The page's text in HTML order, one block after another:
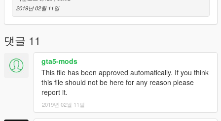
2019년 02월 11일
댓글 11
gta5-mods
This file has been approved automatically. If you think
this file should not be here for any reason please
report it.
2019년 02월 11일